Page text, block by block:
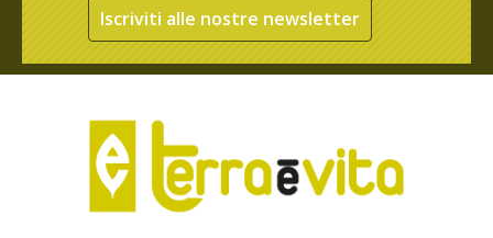
Iscriviti alle nostre newsletter